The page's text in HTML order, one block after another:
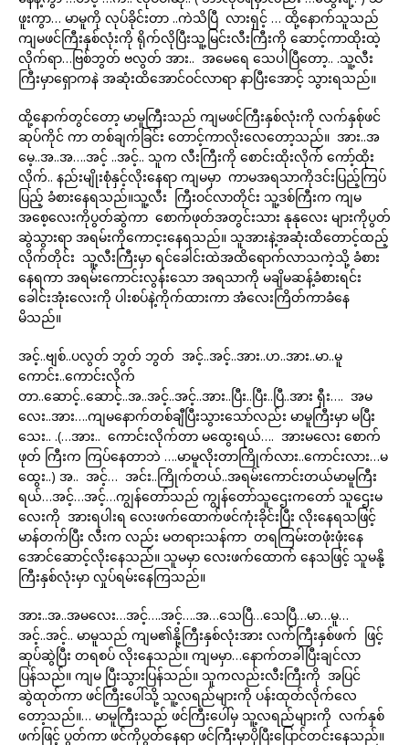
ဖူးကွာ… မာမူကို လုပ်ခိုင်းတာ ..ကဲသိပြီ လားရှင့် … ထို့နောက်သူသည်
ကျမဖင်ကြီးနှစ်လုံးကို ရိုက်လိုပြီးသူ့မြင်းလီးကြီးကို ဆောင့်ကာထိုးထဲ့
လိုက်ရာ…ဗြစ်ဘွတ် ဗလွတ် အား.. အမေရေ သေပါပြီတော့.. .သူ့လီး
ကြီးမှာရှောကနဲ အဆုံးထိအောင်ဝင်လာရာ နာပြီးအောင့် သွားရသည်။
ထို့နောက်တွင်တော့ မာမူကြီးသည် ကျမဖင်ကြီးနှစ်လုံးကို လက်နှစ်ုဖင်
ဆုပ်ကိုင် ကာ တစ်ချက်ခြင်း တောင့်ကာလိုးလေတော့သည်။ အား..အ
မေ့..အ..အ….အင့် ..အင့်.. သူက လီးကြီးကို စောင်းထိုးလိုက် ကော့်ထိုး
လိုက်.. နည်းမျိုးစုံနှင့်လိုးနေရာ ကျမမှာ ကာမအရသာကိုဒင်းပြည့်ကြပ်
ပြည့် ခံစားနေရသည်။သူ့လီး ကြီးဝင်လာတိုင်း သူ့ဒစ်ကြီးက ကျမ
အစေ့လေးကိုပွတ်ဆွဲကာ စောက်ဖုတ်အတွင်းသား နုနုလေး များကိုပွတ်
ဆွဲသွားရာ အရမ်းကိုကောင့းနေရသည်။ သူအားနဲ့အဆုံးထိတောင့်ထည့်
လိုက်တိုင်း သူ့လီးကြီးမှာ ရင်ခေါင်းထဲအထိရောက်လာသကဲ့သို့ ခံစား
နေရကာ အရမ်းကောင်းလွန်းသော အရသာကို မချိမဆန့်ခံစားရင်း
ခေါင်းအုံးလေးကို ပါးစပ်နဲ့ကိုက်ထားကာ အံလေးကြိတ်ကာခံနေ
မိသည်။
အင့်..ဗျစ်..ပလွတ် ဘွတ် ဘွတ် အင့်..အင့်..အား..ဟ..အား..မာ..မူ
ကောင်း..ကောင်းလိုက်
တာ..ဆောင့်..ဆောင့်..အ..အင့်..အင့်..အား..ပြီး..ပြီး..ပြီ..အား ရှီး…. အမ
လေး..အား….ကျမနောက်တစ်ချီပြီးသွားသော်လည်း မာမူကြီးမှာ မပြီး
သေး.. .(…အား.. ကောင်းလိုက်တာ မထွေးရယ်…. အားမလေး စောက်
ဖုတ် ကြီးက ကြပ်နေတာဘဲ ….မာမူလိုးတာကြိုက်လား..ကောင်းလား…မ
ထွေး..) အ.. အင့်… အင်း..ကြိုက်တယ်..အရမ်းကောင်းတယ်မာမူကြီး
ရယ်…အင့်…အင့်…ကျွန်တော်သည် ကျွန်တော်သူဌေးကတော် သူဌေးမ
လေးကို အားရပါးရ လေးဖက်ထောက်ဖင်ကုံးခိုင်းပြီး လိုးနေရသဖြင့်
မာန်တက်ပြီး လီးက လည်း မတရားသန်ကာ တရကြမ်းတဖုံးဖုံးနေ
အောင်ဆောင့်လိုးနေသည်။ သူမမှာ လေးဖက်ထောက် နေသဖြင့် သူမနို့
ကြီးနှစ်လုံးမှာ လှုပ်ရမ်းနေကြသည်။
အား..အ..အမလေး…အင့်….အင့်….အ…သေပြီ…သေပြီ…မာ…မူ…
အင့်..အင့်.. မာမူသည် ကျမ၏နို့ကြီးနှစ်လုံးအား လက်ကြီးနှစ်ဖက် ဖြင့်
ဆုပ်ဆွဲပြီး တရစပ် လိုးနေသည်။ ကျမမှာ…နောက်တခါပြီးချင်လာ
ပြန်သည်။ ကျမ ပြီးသွားပြန်သည်။ သူကလည်းလီးကြီးကို အပြင်
ဆွဲထုတ်ကာ ဖင်ကြီးပေါ်သို့ သူ့လရည်များကို ပန်းထုတ်လိုက်လေ
တော့သည်။… မာမူကြီးသည် ဖင်ကြီးပေါ်မှ သူ့လရည်များကို လက်နှစ်
ဖက်ဖြင့် ပွတ်ကာ ဖင်ကိုပွတ်နေရာ ဖင်ကြီးမှာပိုပြီးပြောင်တင်းနေသည်။